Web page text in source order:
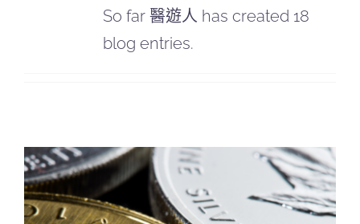
So far 醫遊人 has created 18
blog entries.